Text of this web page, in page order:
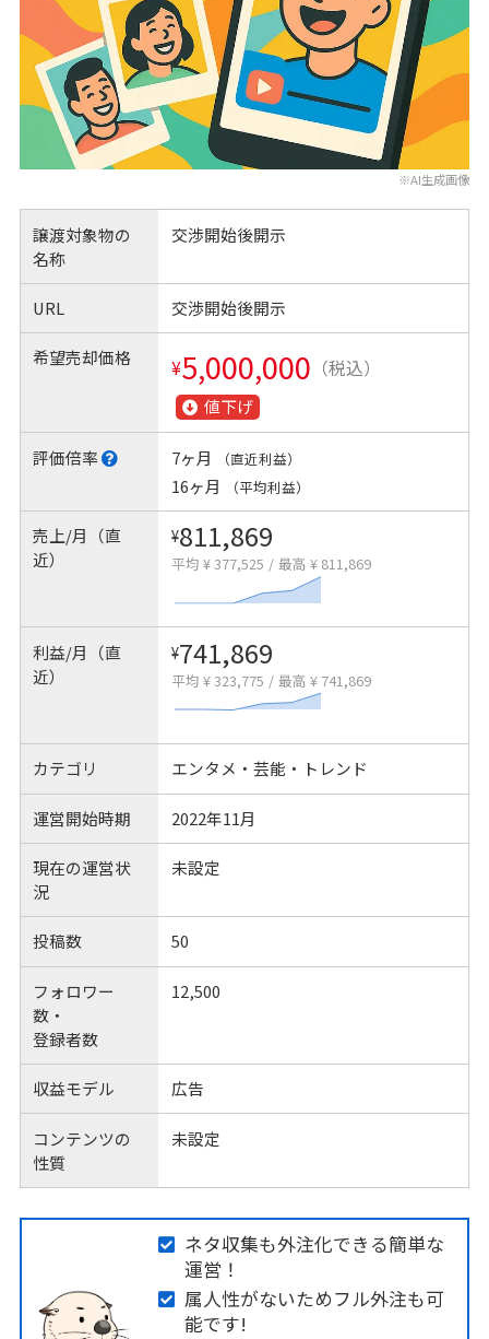
※AI生成画像
譲渡対象物の
名称
交渉開始後開示
URL 交渉開始後開示
希望売却価格 ¥5,000,000 （税込）
値下げ
評価倍率 7ヶ月 （直近利益）
16ヶ月 （平均利益）
売上/月（直
近）
¥811,869
平均 ¥ 377,525 / 最高 ¥ 811,869
利益/月（直
近）
¥741,869
平均 ¥ 323,775 / 最高 ¥ 741,869
カテゴリ エンタメ・芸能・トレンド
運営開始時期 2022年11月
現在の運営状
況
未設定
投稿数 50
フォロワー
数・
登録者数
12,500
収益モデル 広告
コンテンツの
性質
未設定
ネタ収集も外注化できる簡単な
運営！
属人性がないためフル外注も可
能です!